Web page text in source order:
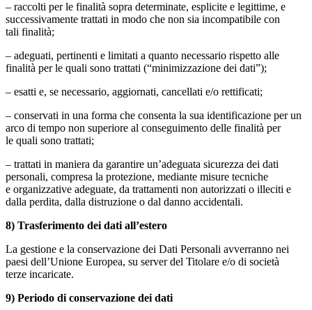
– raccolti per le finalità sopra determinate, esplicite e legittime, e
successivamente trattati in modo che non sia incompatibile con
tali finalità;
– adeguati, pertinenti e limitati a quanto necessario rispetto alle
finalità per le quali sono trattati (“minimizzazione dei dati”);
– esatti e, se necessario, aggiornati, cancellati e/o rettificati;
– conservati in una forma che consenta la sua identificazione per un
arco di tempo non superiore al conseguimento delle finalità per
le quali sono trattati;
– trattati in maniera da garantire un’adeguata sicurezza dei dati
personali, compresa la protezione, mediante misure tecniche
e organizzative adeguate, da trattamenti non autorizzati o illeciti e
dalla perdita, dalla distruzione o dal danno accidentali.
8) Trasferimento dei dati all’estero
La gestione e la conservazione dei Dati Personali avverranno nei
paesi dell’Unione Europea, su server del Titolare e/o di società
terze incaricate.
9) Periodo di conservazione dei dati